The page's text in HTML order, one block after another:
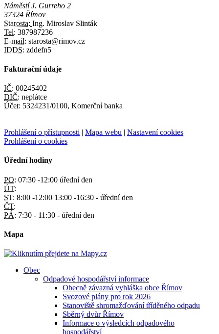
Náměstí J. Gurreho 2
37324 Římov
Starosta: Ing. Miroslav Slinták
Tel: 387987236
E-mail: starosta@rimov.cz
IDDS: zddefn5
Fakturační údaje
IČ: 00245402
DIČ: neplátce
Účet: 5324231/0100, Komerční banka
Prohlášení o přístupnosti | Mapa webu | Nastavení cookies
Prohlášení o cookies
Úřední hodiny
PO: 07:30 -12:00 úřední den
ÚT:
ST: 8:00 -12:00 13:00 -16:30 - úřední den
ČT:
PÁ: 7:30 - 11:30 - úřední den
Mapa
Obec
Odpadové hospodářství informace
Obecně závazná vyhláška obce Římov
Svozové plány pro rok 2026
Stanoviště shromažďování tříděného odpadu
Sběrný dvůr Římov
Informace o výsledcích odpadového
hospodářství